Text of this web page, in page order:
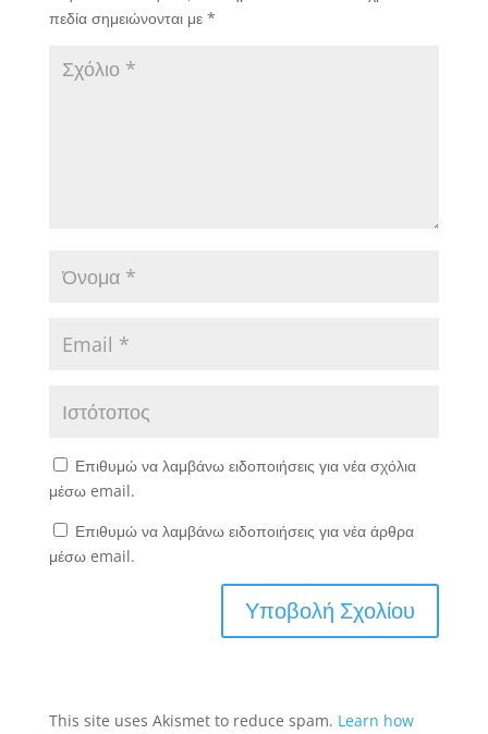
πεδία σημειώνονται με *
Επιθυμώ να λαμβάνω ειδοποιήσεις για νέα σχόλια
μέσω email.
Επιθυμώ να λαμβάνω ειδοποιήσεις για νέα άρθρα
μέσω email.
This site uses Akismet to reduce spam. Learn how